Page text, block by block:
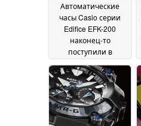
Автоматические
часы Casio серии
Edifice EFK-200
наконец-то
поступили в
продажу в США, в
том числе с
циферблатом из
кованого
углеродного волокна
09 July 2026